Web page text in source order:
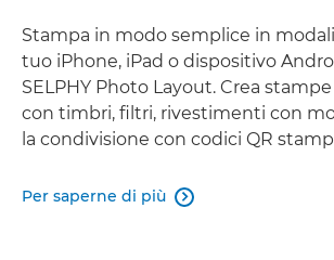
Stampa in modo semplice in
tuo iPhone, iPad o dispositivo
SELPHY Photo Layout. Crea
con timbri, filtri, rivestimenti con
la condivisione con codici QR
Per saperne di più 